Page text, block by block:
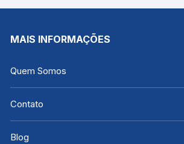
MM | INCOTERM 5130
MAIS INFORMAÇÕES
Quem Somos
Contato
Blog